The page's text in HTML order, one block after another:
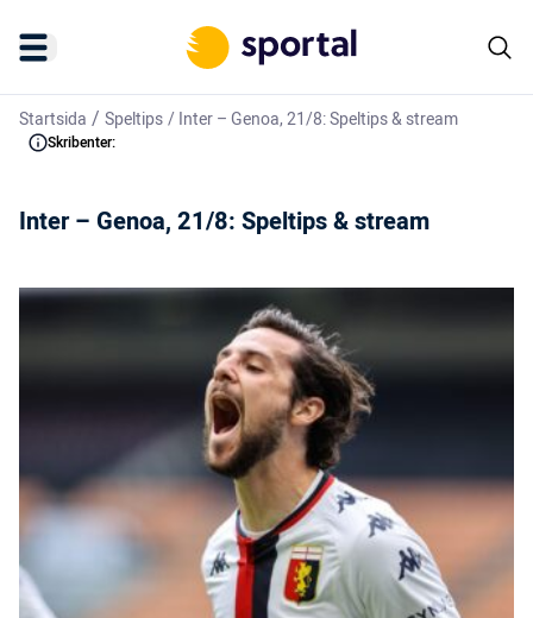
Startsida / Speltips/Inter – Genoa, 21/8: Speltips & stream
Skribenter:
Inter – Genoa, 21/8: Speltips & stream